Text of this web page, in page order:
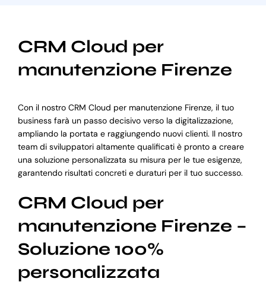
CRM Cloud per
manutenzione Firenze
Con il nostro CRM Cloud per manutenzione Firenze, il tuo
business farà un passo decisivo verso la digitalizzazione,
ampliando la portata e raggiungendo nuovi clienti. Il nostro
team di sviluppatori altamente qualificati è pronto a creare
una soluzione personalizzata su misura per le tue esigenze,
garantendo risultati concreti e duraturi per il tuo successo.
CRM Cloud per
manutenzione Firenze –
Soluzione 100%
personalizzata